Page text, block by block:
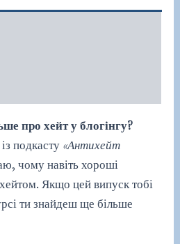
про хейт у блогінгу?
подкасту «Антихейт
чому навіть хороші
Якщо цей випуск тобі
ти знайдеш ще більше